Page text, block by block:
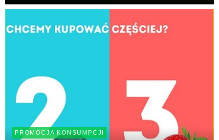
połowa Polaków deklaruje chęć kupowania częściej niż
PROMOCJA KONSUMPCJI